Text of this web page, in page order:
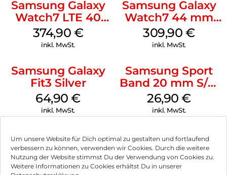
Um unsere Website für Dich optimal zu gestalten und fortlaufend
verbessern zu können, verwenden wir Cookies. Durch die weitere
Nutzung der Website stimmst Du der Verwendung von Cookies zu.
Weitere Informationen zu Cookies erhältst Du in unserer
Samsung Galaxy
Watch7 LTE 40
mm Cream
374,90 €
inkl. MwSt.
Samsung Galaxy
Watch7 44 mm
Green
309,90€
inkl. MwSt.
Samsung Galaxy
Fit3 Silver
64,90€
inkl. MwSt.
Samsung Sport
Band 20 mm S/M
Galaxy Watch4
Serie Graphite
26,90€
inkl. MwSt.
Impressum